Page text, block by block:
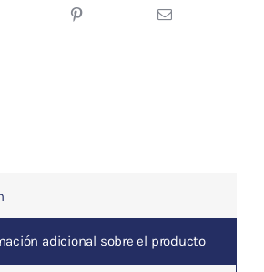
adicional sobre el producto